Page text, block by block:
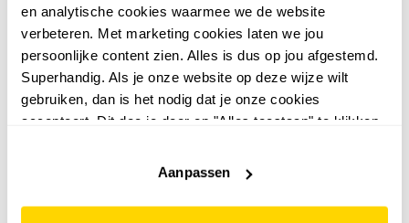
en analytische cookies waarmee we de website
verbeteren. Met marketing cookies laten we jou
persoonlijke content zien. Alles is dus op jou afgestemd.
Superhandig. Als je onze website op deze wijze wilt
gebruiken, dan is het nodig dat je onze cookies
accepteert. Dit doe je door op "Alles toestaan" te klikken.
website niet optimaal functioneert.
Aanpassen